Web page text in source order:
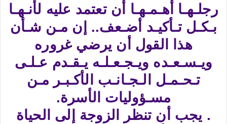
رجلـهـا أهـمـهـا أن تعتمد عليه لأنـهـا
بـكـل تـأكيـد أضـعف.. إن مـن شـأن
هذا القول أن يرضي غروره
ويـسـعـده ويـجـعـلـه يـقـدم عـلـى
تـحـمـل الـجـانـب الأكـبـر مـن
مسـؤوليات الأسرة.
. يجب أن تنظر الزوجة إلى الحياة